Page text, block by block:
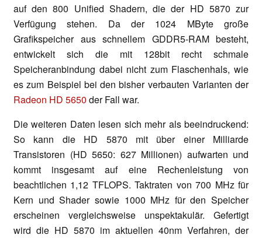
auf den 800 Unified Shadern, die der HD 5870 zur
Verfügung stehen. Da der 1024 MByte große
Grafikspeicher aus schnellem GDDR5-RAM besteht,
entwickelt sich die mit 128bit recht schmale
Speicheranbindung dabei nicht zum Flaschenhals, wie
es zum Beispiel bei den bisher verbauten Varianten der
Radeon HD 5650 der Fall war.
Die weiteren Daten lesen sich mehr als beeindruckend:
So kann die HD 5870 mit über einer Milliarde
Transistoren (HD 5650: 627 Millionen) aufwarten und
kommt insgesamt auf eine Rechenleistung von
beachtlichen 1,12 TFLOPS. Taktraten von 700 MHz für
Kern und Shader sowie 1000 MHz für den Speicher
erscheinen vergleichsweise unspektakulär. Gefertigt
wird die HD 5870 im aktuellen 40nm Verfahren, der